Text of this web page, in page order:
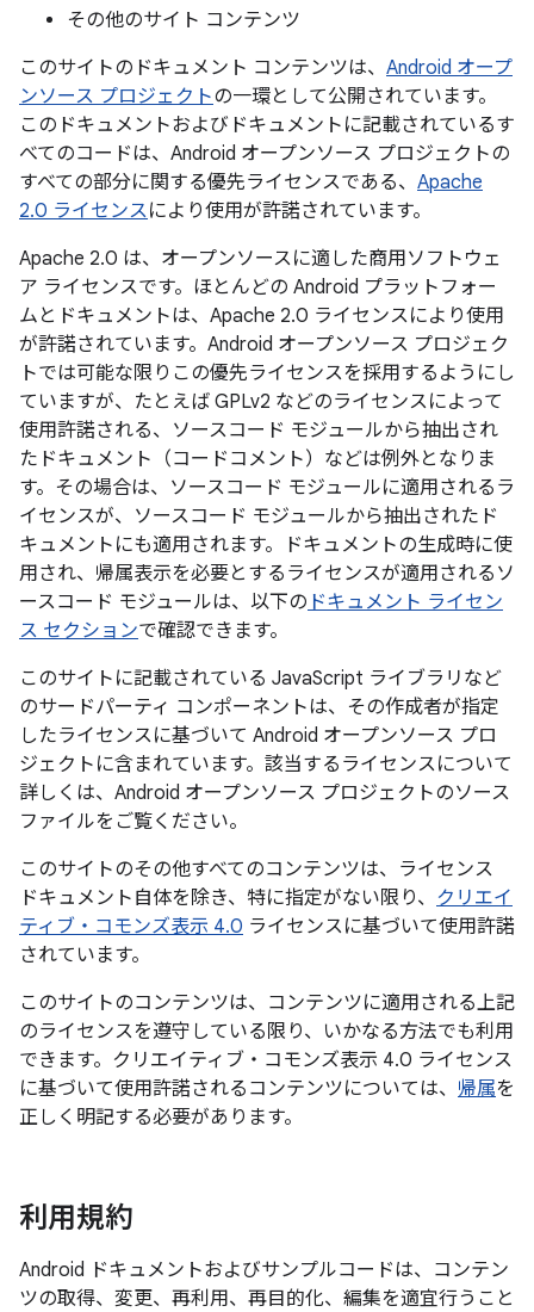
その他のサイト コンテンツ
このサイトのドキュメント コンテンツは、 Android オープ
ンソース プロジェクトの一環として公開されています。
このドキュメントおよびドキュメントに記載されているす
べてのコードは、Android オープンソース プロジェクトの
すべての部分に関する優先ライセンスである、 Apache
2.0 ライセンスにより使用が許諾されています。
Apache 2.0 は、オープンソースに適した商用ソフトウェ
ア ライセンスです。ほとんどの Android プラットフォー
ムとドキュメントは、Apache 2.0 ライセンスにより使用
が許諾されています。Android オープンソース プロジェク
トでは可能な限りこの優先ライセンスを採用するようにし
ていますが、たとえば GPLv2 などのライセンスによって
使用許諾される、ソースコード モジュールから抽出され
たドキュメント（コードコメント）などは例外となりま
す。その場合は、ソースコード モジュールに適用されるラ
イセンスが、ソースコード モジュールから抽出されたド
キュメントにも適用されます。ドキュメントの生成時に使
用され、帰属表示を必要とするライセンスが適用されるソ
ースコード モジュールは、以下の ドキュメント ライセン
ス セクションで確認できます。
このサイトに記載されている JavaScript ライブラリなど
のサードパーティ コンポーネントは、その作成者が指定
したライセンスに基づいて Android オープンソース プロ
ジェクトに含まれています。該当するライセンスについて
詳しくは、Android オープンソース プロジェクトのソース
ファイルをご覧ください。
このサイトのその他すべてのコンテンツは、ライセンス
ドキュメント自体を除き、特に指定がない限り、 クリエイ
ティブ・コモンズ表示 4.0 ライセンスに基づいて使用許諾
されています。
このサイトのコンテンツは、コンテンツに適用される上記
のライセンスを遵守している限り、いかなる方法でも利用
できます。クリエイティブ・コモンズ表示 4.0 ライセンス
に基づいて使用許諾されるコンテンツについては、 帰属を
正しく明記する必要があります。
利用規約
Android ドキュメントおよびサンプルコードは、コンテン
ツの取得、変更、再利用、再目的化、編集を適宜行うこと